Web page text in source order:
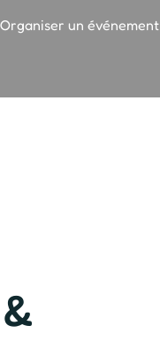
Organiser un événement